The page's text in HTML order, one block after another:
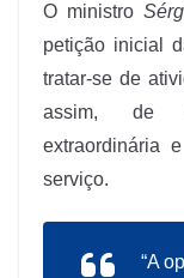
O ministro
petição inicial
tratar-se de
assim, de
extraordinária
serviço.
“A